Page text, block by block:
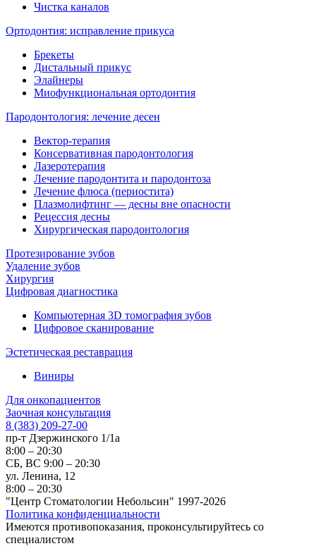
Чистка каналов
Ортодонтия: исправление прикуса
Брекеты
Дистальный прикус
Элайнеры
Миофункциональная ортодонтия
Пародонтология: лечение десен
Вектор-терапия
Консервативная пародонтология
Лазеротерапия
Лечение пародонтита и пародонтоза
Лечение флюса (периостита)
Плазмолифтинг — десны вне опасности
Рецессия десны
Хирургическая пародонтология
Протезирование зубов
Удаление зубов
Хирургия
Цифровая диагностика
Компьютерная 3D томография зубов
Цифровое сканирование
Эстетическая реставрация
Виниры
Для онкопациентов
Заочная консультация
8 (383) 209-27-00
пр-т Дзержинского 1/1а
8:00 – 20:30
СБ, ВС 9:00 – 20:30
ул. Ленина, 12
8:00 – 20:30
"Центр Стоматологии Небольсин" 1997-2026
Политика конфиденциальности
Имеются противопоказания, проконсультируйтесь со
специалистом